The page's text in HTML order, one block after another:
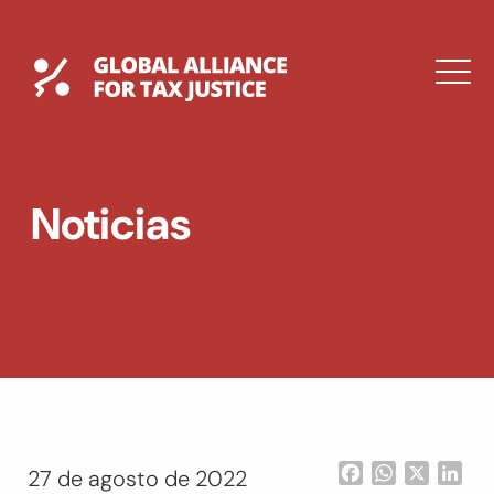
contenidoGlobal Tax Justice
DROPDOWN
Noticias
27 de agosto de 2022 FacebookWhatsApp